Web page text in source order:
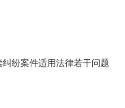
纷案件适用法律若干问题